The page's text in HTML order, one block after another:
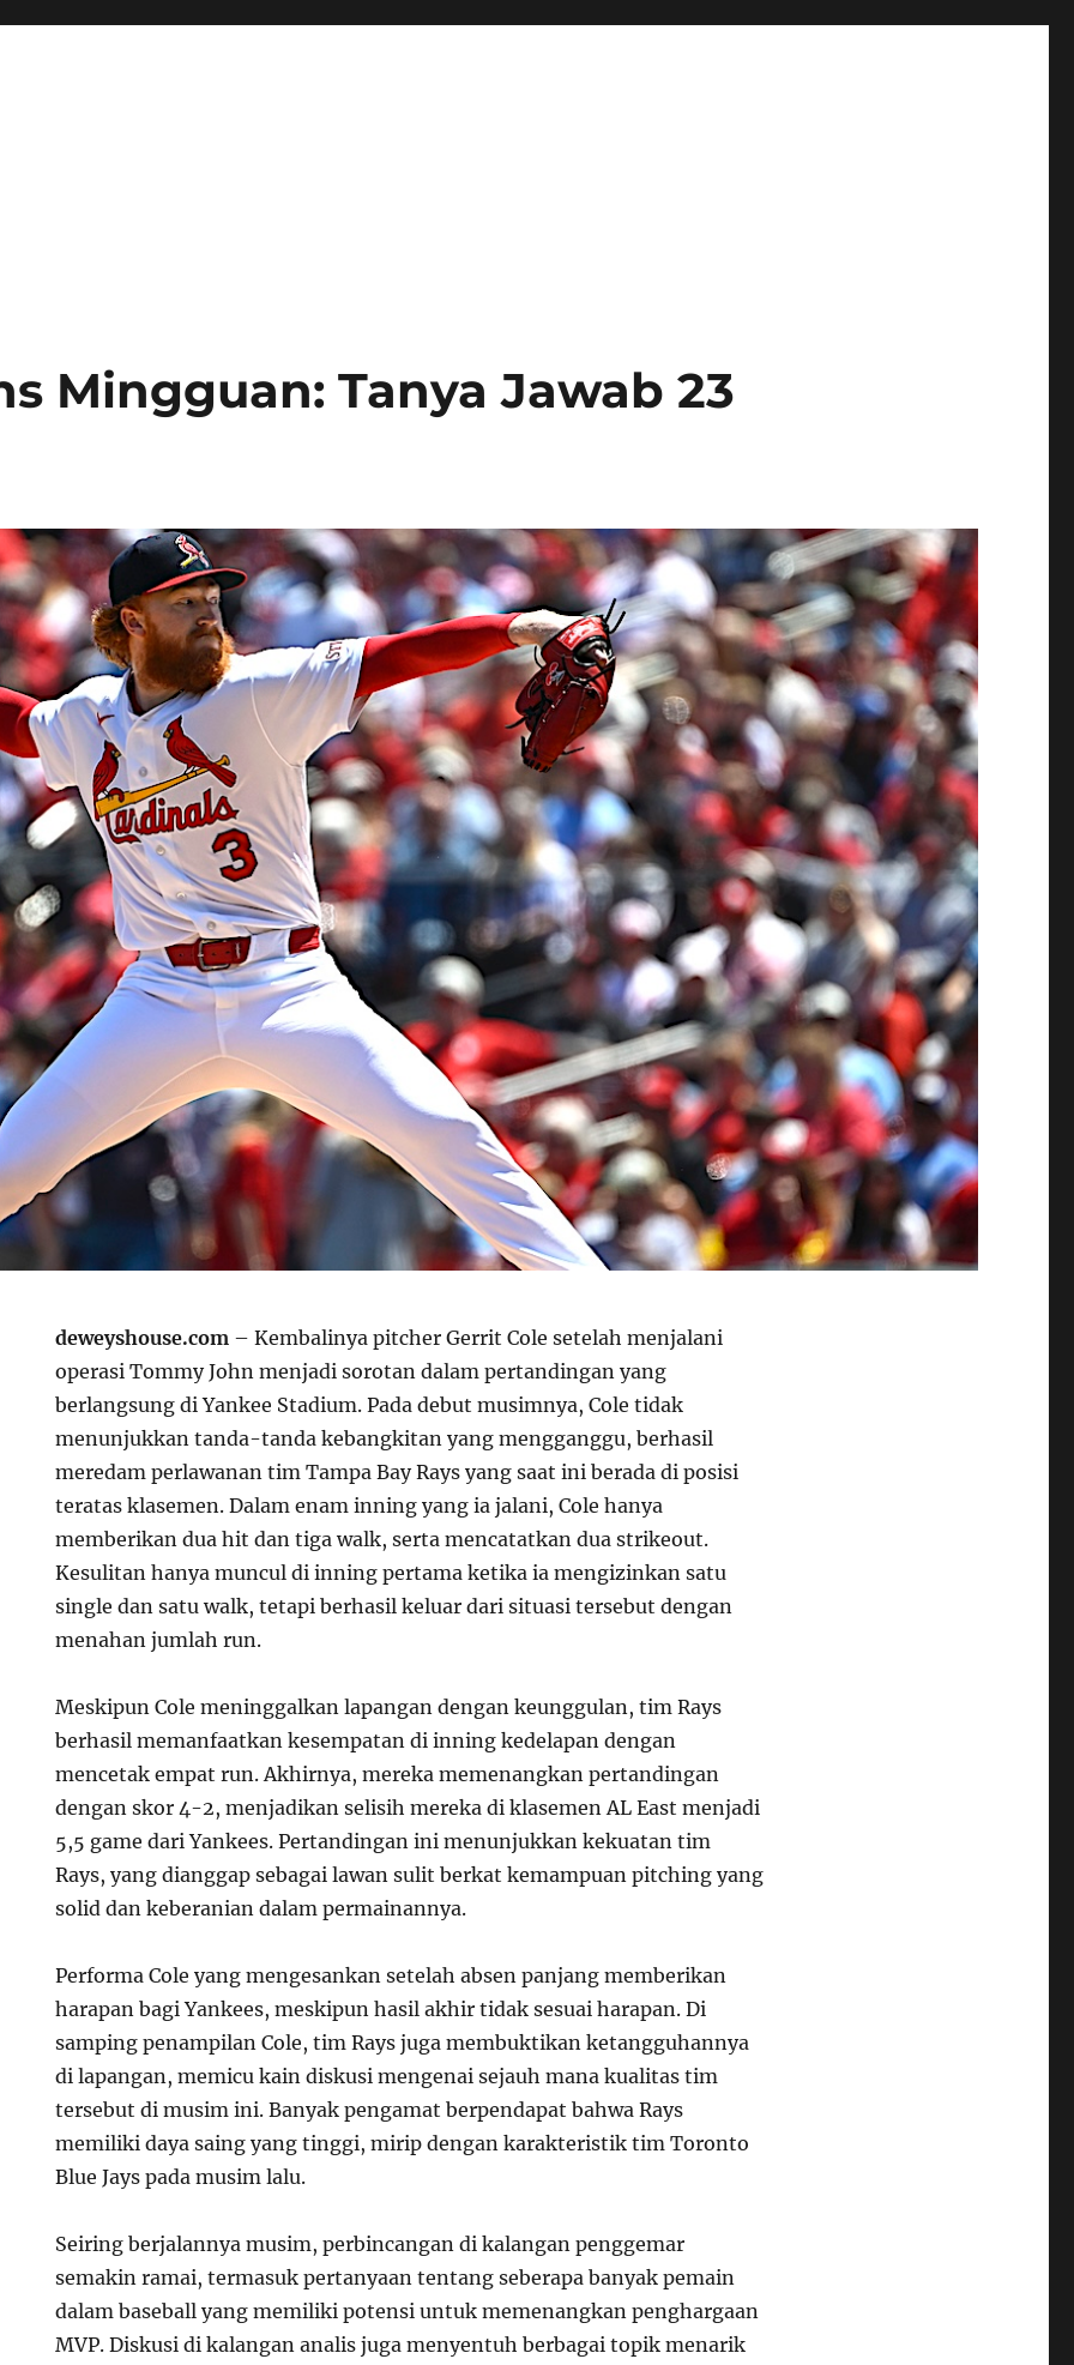
Mingguan: Tanya Jawab 23
deweyshouse.com – Kembalinya pitcher Gerrit Cole setelah menjalani
operasi Tommy John menjadi sorotan dalam pertandingan yang
berlangsung di Yankee Stadium. Pada debut musimnya, Cole tidak
menunjukkan tanda-tanda kebangkitan yang mengganggu, berhasil
meredam perlawanan tim Tampa Bay Rays yang saat ini berada di posisi
teratas klasemen. Dalam enam inning yang ia jalani, Cole hanya
memberikan dua hit dan tiga walk, serta mencatatkan dua strikeout.
Kesulitan hanya muncul di inning pertama ketika ia mengizinkan satu
single dan satu walk, tetapi berhasil keluar dari situasi tersebut dengan
menahan jumlah run.
Meskipun Cole meninggalkan lapangan dengan keunggulan, tim Rays
berhasil memanfaatkan kesempatan di inning kedelapan dengan
mencetak empat run. Akhirnya, mereka memenangkan pertandingan
dengan skor 4-2, menjadikan selisih mereka di klasemen AL East menjadi
5,5 game dari Yankees. Pertandingan ini menunjukkan kekuatan tim
Rays, yang dianggap sebagai lawan sulit berkat kemampuan pitching yang
solid dan keberanian dalam permainannya.
Performa Cole yang mengesankan setelah absen panjang memberikan
harapan bagi Yankees, meskipun hasil akhir tidak sesuai harapan. Di
samping penampilan Cole, tim Rays juga membuktikan ketangguhannya
di lapangan, memicu kain diskusi mengenai sejauh mana kualitas tim
tersebut di musim ini. Banyak pengamat berpendapat bahwa Rays
memiliki daya saing yang tinggi, mirip dengan karakteristik tim Toronto
Blue Jays pada musim lalu.
Seiring berjalannya musim, perbincangan di kalangan penggemar
semakin ramai, termasuk pertanyaan tentang seberapa banyak pemain
dalam baseball yang memiliki potensi untuk memenangkan penghargaan
MVP. Diskusi di kalangan analis juga menyentuh berbagai topik menarik